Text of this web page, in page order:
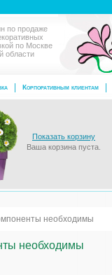
по продаже
по Москве
области
Корпоративным клиентам
Показать корзину
Ваша корзина пуста.
необходимы
необходимы